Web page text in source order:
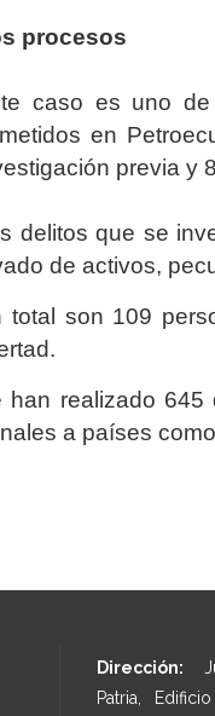
procesos
caso es uno
en
previa y
delitos que se
de activos,
total son 109
han realizado 645
a países
Dirección:
Patria,